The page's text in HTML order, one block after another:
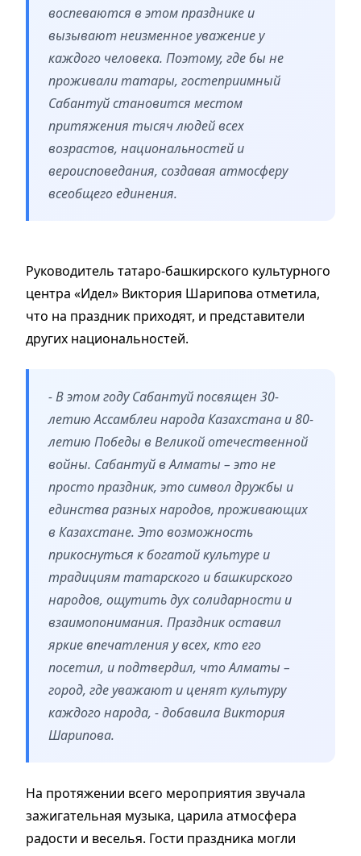
воспеваются в этом празднике и
вызывают неизменное уважение у
каждого человека. Поэтому, где бы не
проживали татары, гостеприимный
Сабантуй становится местом
притяжения тысяч людей всех
возрастов, национальностей и
вероисповедания, создавая атмосферу
всеобщего единения.
Руководитель татаро-башкирского культурного
центра «Идел» Виктория Шарипова отметила,
что на праздник приходят, и представители
других национальностей.
- В этом году Сабантуй посвящен 30-
летию Ассамблеи народа Казахстана и 80-
летию Победы в Великой отечественной
войны. Сабантуй в Алматы – это не
просто праздник, это символ дружбы и
единства разных народов, проживающих
в Казахстане. Это возможность
прикоснуться к богатой культуре и
традициям татарского и башкирского
народов, ощутить дух солидарности и
взаимопонимания. Праздник оставил
яркие впечатления у всех, кто его
посетил, и подтвердил, что Алматы –
город, где уважают и ценят культуру
каждого народа, - добавила Виктория
Шарипова.
На протяжении всего мероприятия звучала
зажигательная музыка, царила атмосфера
радости и веселья. Гости праздника могли